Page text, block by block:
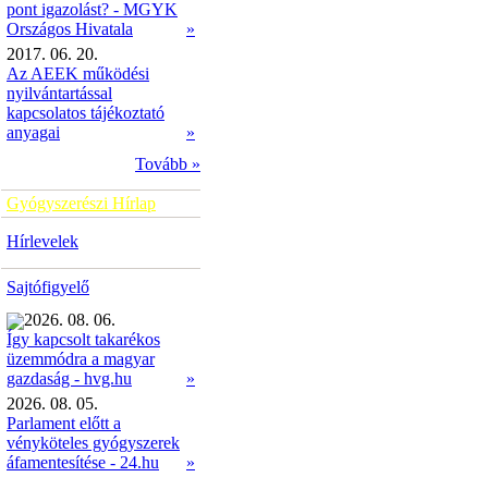
pont igazolást? - MGYK
Országos Hivatala
»
2017. 06. 20.
Az AEEK működési
nyilvántartással
kapcsolatos tájékoztató
anyagai
»
Tovább »
Gyógyszerészi Hírlap
Hírlevelek
Sajtófigyelő
2026. 08. 06.
Így kapcsolt takarékos
üzemmódra a magyar
gazdaság - hvg.hu
»
2026. 08. 05.
Parlament előtt a
vényköteles gyógyszerek
áfamentesítése - 24.hu
»